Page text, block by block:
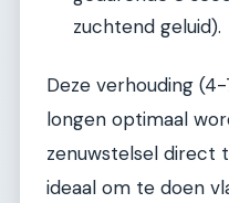
zuchtend geluid).
Deze verhouding
longen optimaal
zenuwstelsel direct
ideaal om te doen